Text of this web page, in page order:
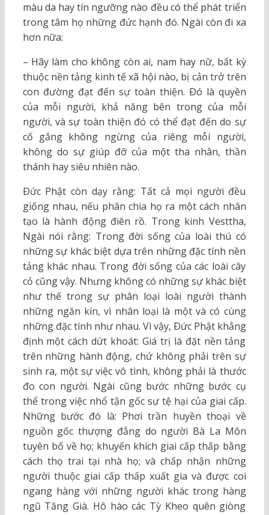
màu da hay tín ngưỡng nào đều có thể phát triển
trong tâm họ những đức hạnh đó. Ngài còn đi xa
hơn nữa:
– Hãy làm cho không còn ai, nam hay nữ, bất kỳ
thuộc nền tảng kinh tế xã hội nào, bị cản trở trên
con đường đạt đến sự toàn thiện. Ðó là quyền
của mỗi người, khả năng bên trong của mỗi
người, và sự toàn thiện đó có thể đạt đến do sự
cố gắng không ngừng của riêng mỗi người,
không do sự giúp đỡ của một tha nhân, thần
thánh hay siêu nhiên nào.
Ðức Phật còn dạy rằng: Tất cả mọi người đều
giống nhau, nếu phân chia họ ra một cách nhân
tạo là hành động điên rồ. Trong kinh Vesttha,
Ngài nói rằng: Trong đời sống của loài thú có
những sự khác biệt dựa trên những đặc tính nền
tảng khác nhau. Trong đời sống của các loài cây
cỏ cũng vậy. Nhưng không có những sự khác biệt
như thế trong sự phân loại loài người thành
những ngăn kín, vì nhân loại là một và có cùng
những đặc tính như nhau. Vì vậy, Ðức Phật khẳng
định một cách dứt khoát: Giá trị là đặt nền tảng
trên những hành động, chứ không phải trên sự
sinh ra, một sự việc vô tình, không phải là thước
đo con người. Ngài cũng bước những bước cụ
thể trong việc nhổ tận gốc sự tệ hại của giai cấp.
Những bước đó là: Phơi trần huyền thoại về
nguồn gốc thượng đẳng do người Bà La Môn
tuyên bố về họ; khuyến khích giai cấp thấp bằng
cách thọ trai tại nhà họ; và chấp nhận những
người thuộc giai cấp thấp xuất gia và được coi
ngang hàng với những người khác trong hàng
ngũ Tăng Già. Hô hào các Tỳ Kheo quên giòng